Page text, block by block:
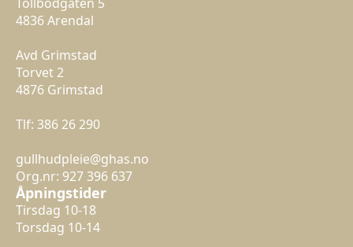
4836 Arendal
Avd Grimstad
Torvet 2
4876 Grimstad
Tlf: 386 26 290
gullhudpleie@ghas.no
Org.nr: 927 396 637
Åpningstider
Tirsdag 10-18
Torsdag 10-14